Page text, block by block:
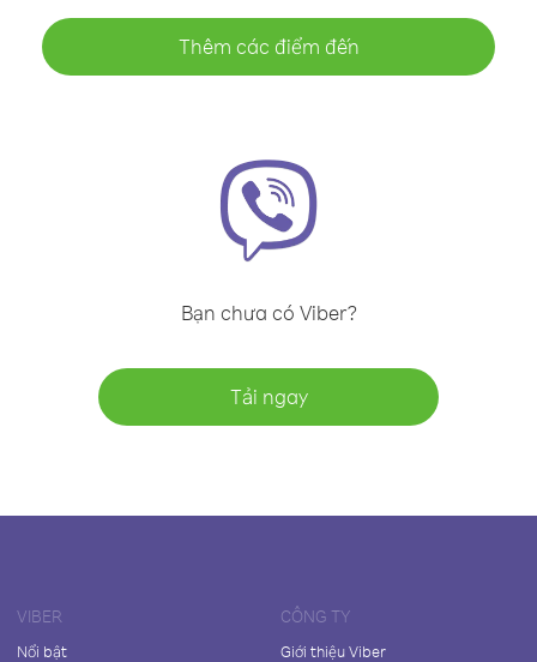
Thêm các điểm đến
Bạn chưa có Viber?
Tải ngay
VIBER
Nổi bật
CÔNG TY
Giới thiệu Viber